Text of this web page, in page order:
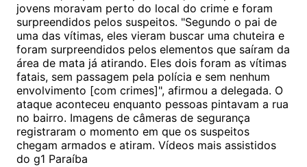
jovens moravam perto do local do crime e foram
surpreendidos pelos suspeitos. "Segundo o pai de
uma das vítimas, eles vieram buscar uma chuteira e
foram surpreendidos pelos elementos que saíram da
área de mata já atirando. Eles dois foram as vítimas
fatais, sem passagem pela polícia e sem nenhum
envolvimento [com crimes]", afirmou a delegada. O
ataque aconteceu enquanto pessoas pintavam a rua
no bairro. Imagens de câmeras de segurança
registraram o momento em que os suspeitos
chegam armados e atiram. Vídeos mais assistidos
do g1 Paraíba